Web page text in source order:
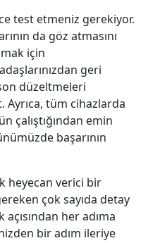
test etmeniz gerekiyor.
da göz atmasını
için
geri
düzeltmeleri
Ayrıca, tüm cihazlarda
çalıştığından emin
başarının
heyecan verici bir
çok sayıda detay
her adıma
bir adım ileriye